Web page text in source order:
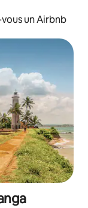
un Airbnb